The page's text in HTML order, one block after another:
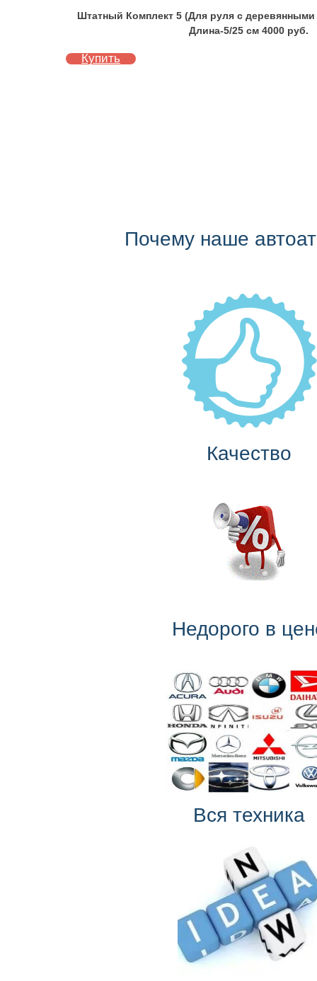
Штатный Комплект 5 (Для руля с
Длина-5/25 см 4000 руб.
Купить
Почему наше
Качество
Недорого в
Вся техника